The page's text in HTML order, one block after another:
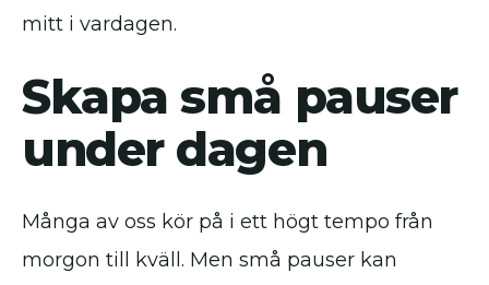
mitt i vardagen.
Skapa små pauser
under dagen
Många av oss kör på i ett högt tempo från
morgon till kväll. Men små pauser kan